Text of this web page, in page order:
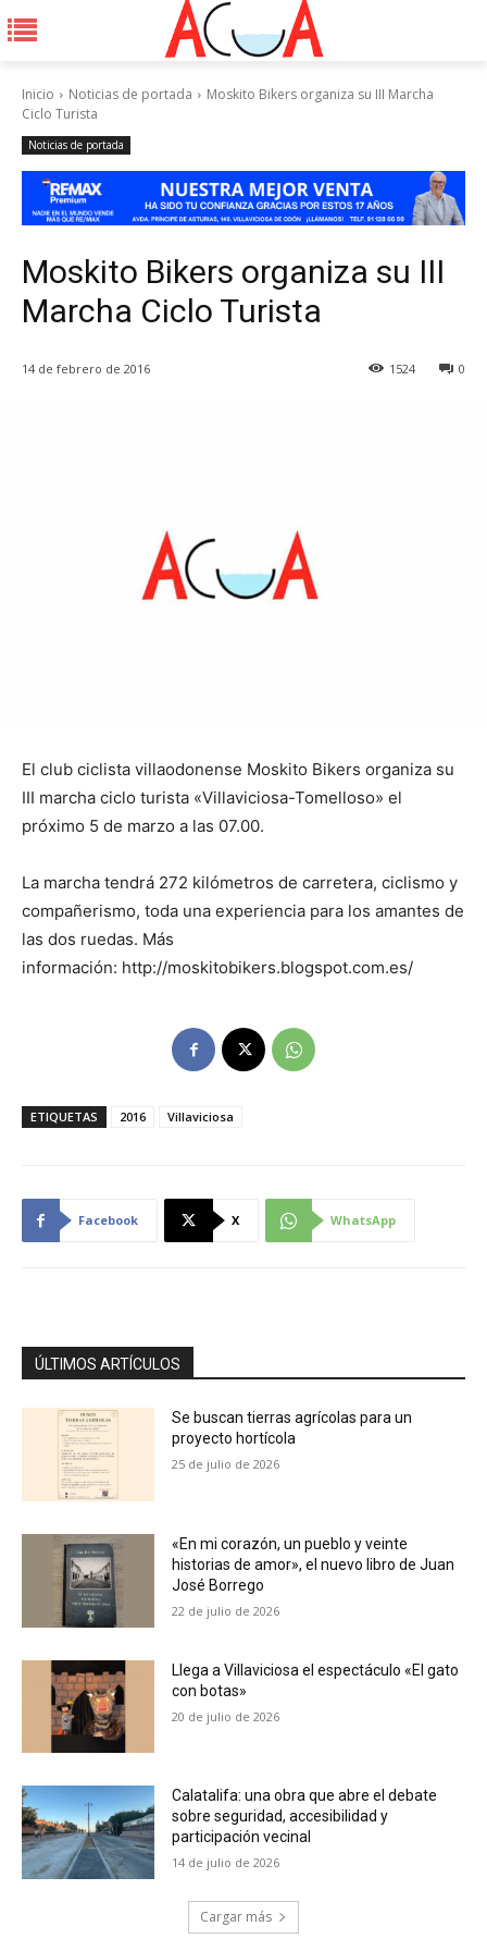
Inicio Noticias de portada
Moskito Bikers organiza su III Marcha
Ciclo Turista
Noticias de portada
Moskito Bikers organiza su III
Marcha Ciclo Turista
14 de febrero de 2016 0
1524
El club ciclista villaodonense Moskito Bikers organiza su
III marcha ciclo turista «Villaviciosa-Tomelloso» el
próximo 5 de marzo a las 07.00.
La marcha tendrá 272 kilómetros de carretera, ciclismo y
compañerismo, toda una experiencia para los amantes de
las dos ruedas. Más
información: http://moskitobikers.blogspot.com.es/
ETIQUETAS 2016 Villaviciosa
Facebook X WhatsApp
ÚLTIMOS ARTÍCULOS
Se buscan tierras agrícolas para un
proyecto hortícola
25 de julio de 2026
«En mi corazón, un pueblo y veinte
historias de amor», el nuevo libro de Juan
José Borrego
22 de julio de 2026
Llega a Villaviciosa el espectáculo «El gato
con botas»
20 de julio de 2026
Calatalifa: una obra que abre el debate
sobre seguridad, accesibilidad y
participación vecinal
14 de julio de 2026
Cargar más